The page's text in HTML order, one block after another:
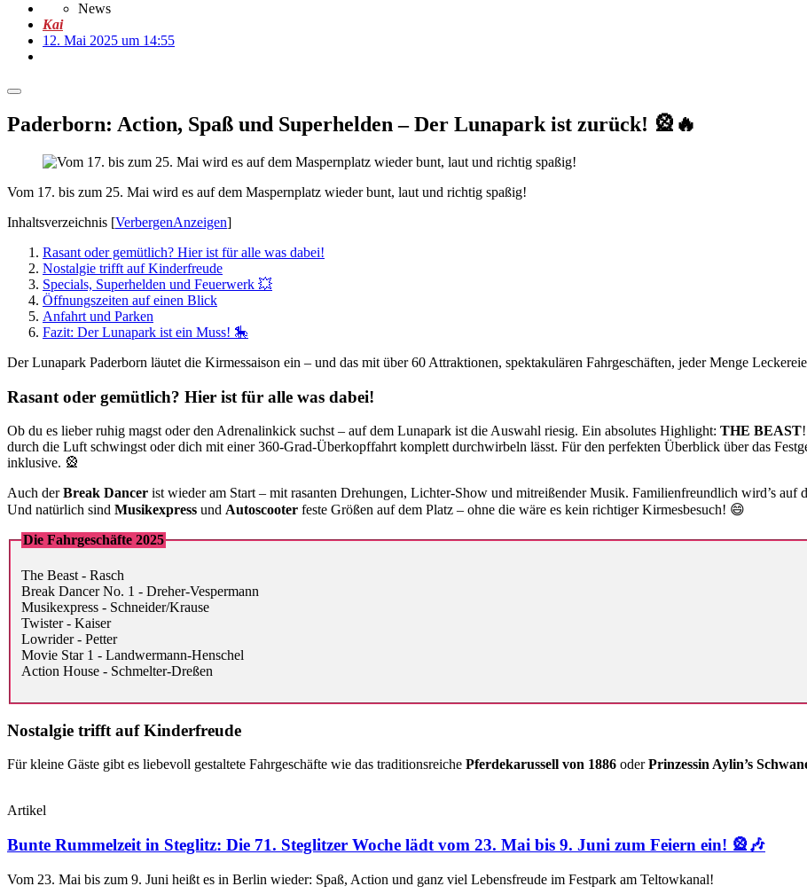
News
Kai
12. Mai 2025 um 14:55
Paderborn: Action, Spaß und Superhelden – Der Lunapark ist zurück! 🎡🔥
Vom 17. bis zum 25. Mai wird es auf dem Maspernplatz wieder bunt, laut und richtig spaßig!
Inhaltsverzeichnis [VerbergenAnzeigen]
Rasant oder gemütlich? Hier ist für alle was dabei!
Nostalgie trifft auf Kinderfreude
Specials, Superhelden und Feuerwerk 💥
Öffnungszeiten auf einen Blick
Anfahrt und Parken
Fazit: Der Lunapark ist ein Muss! 🎠
Der Lunapark Paderborn läutet die Kirmessaison ein – und das mit über 60 Attraktionen, spektakulären Fahrgeschäften, jeder Menge
Rasant oder gemütlich? Hier ist für alle was dabei!
Ob du es lieber ruhig magst oder den Adrenalinkick suchst – auf dem Lunapark ist die Auswahl riesig. Ein absolutes Highlight: THE BEAST
durch die Luft schwingst oder dich mit einer 360-Grad-Überkopffahrt komplett durchwirbeln lässt. Für den perfekten Überblick über das
inklusive. 🎡
Auch derBreak Dancer ist wieder am Start – mit rasanten Drehungen, Lichter-Show und mitreißender Musik. Familienfreundlich wird’s auf
Und natürlich sind Musikexpress und Autoscooter feste Größen auf dem Platz – ohne die wäre es kein richtiger Kirmesbesuch! 😄
Die Fahrgeschäfte 2025
The Beast - Rasch
Break Dancer No. 1 - Dreher-Vespermann
Musikexpress - Schneider/Krause
Twister - Kaiser
Lowrider - Petter
Movie Star 1 - Landwermann-Henschel
Action House - Schmelter-Dreßen
Nostalgie trifft auf Kinderfreude
Für kleine Gäste gibt es liebevoll gestaltete Fahrgeschäfte wie das traditionsreiche Pferdekarussell von 1886 oderPrinzessin Aylin’s
Artikel
Bunte Rummelzeit in Steglitz: Die 71. Steglitzer Woche lädt vom 23. Mai bis 9. Juni zum Feiern ein! 🎡🎶
Vom 23. Mai bis zum 9. Juni heißt es in Berlin wieder: Spaß, Action und ganz viel Lebensfreude im Festpark am Teltowkanal!